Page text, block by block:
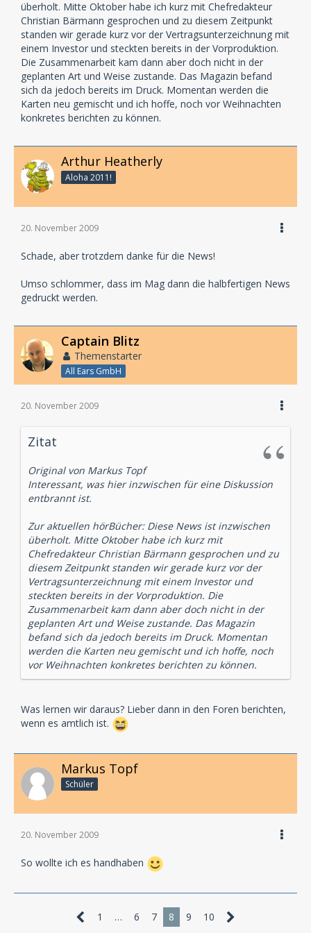
"Freilanzer? Wat'n dat denn?"
überholt. Mitte Oktober habe ich kurz mit Chefredakteur
Christian Bärmann gesprochen und zu diesem Zeitpunkt
standen wir gerade kurz vor der Vertragsunterzeichnung mit
einem Investor und steckten bereits in der Vorproduktion.
Die Zusammenarbeit kam dann aber doch nicht in der
geplanten Art und Weise zustande. Das Magazin befand
sich da jedoch bereits im Druck. Momentan werden die
Karten neu gemischt und ich hoffe, noch vor Weihnachten
konkretes berichten zu können.
Arthur Heatherly
Aloha 2011!
20. November 2009
Schade, aber trotzdem danke für die News!
Umso schlommer, dass im Mag dann die halbfertigen News
gedruckt werden.
Captain Blitz
Themenstarter
All Ears GmbH
20. November 2009
Zitat
Original von Markus Topf
Interessant, was hier inzwischen für eine Diskussion
entbrannt ist.
Zur aktuellen hörBücher: Diese News ist inzwischen
überholt. Mitte Oktober habe ich kurz mit
Chefredakteur Christian Bärmann gesprochen und zu
diesem Zeitpunkt standen wir gerade kurz vor der
Vertragsunterzeichnung mit einem Investor und
steckten bereits in der Vorproduktion. Die
Zusammenarbeit kam dann aber doch nicht in der
geplanten Art und Weise zustande. Das Magazin
befand sich da jedoch bereits im Druck. Momentan
werden die Karten neu gemischt und ich hoffe, noch
vor Weihnachten konkretes berichten zu können.
Was lernen wir daraus? Lieber dann in den Foren berichten,
wenn es amtlich ist.
Markus Topf
Schüler
20. November 2009
So wollte ich es handhaben
1 … 6 7 8 9 10